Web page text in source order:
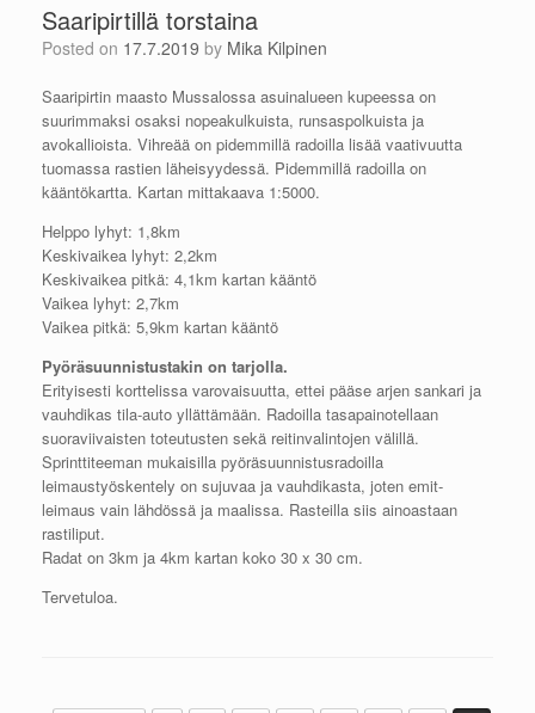
Saaripirtillä torstaina
Posted on 17.7.2019 by Mika Kilpinen
Saaripirtin maasto Mussalossa asuinalueen kupeessa on
suurimmaksi osaksi nopeakulkuista, runsaspolkuista ja
avokallioista. Vihreää on pidemmillä radoilla lisää vaativuutta
tuomassa rastien läheisyydessä. Pidemmillä radoilla on
kääntökartta. Kartan mittakaava 1:5000.
Helppo lyhyt: 1,8km
Keskivaikea lyhyt: 2,2km
Keskivaikea pitkä: 4,1km kartan kääntö
Vaikea lyhyt: 2,7km
Vaikea pitkä: 5,9km kartan kääntö
Pyöräsuunnistustakin on tarjolla.
Erityisesti korttelissa varovaisuutta, ettei pääse arjen sankari ja
vauhdikas tila-auto yllättämään. Radoilla tasapainotellaan
suoraviivaisten toteutusten sekä reitinvalintojen välillä.
Sprinttiteeman mukaisilla pyöräsuunnistusradoilla
leimaustyöskentely on sujuvaa ja vauhdikasta, joten emit-
leimaus vain lähdössä ja maalissa. Rasteilla siis ainoastaan
rastiliput.
Radat on 3km ja 4km kartan koko 30 x 30 cm.
Tervetuloa.